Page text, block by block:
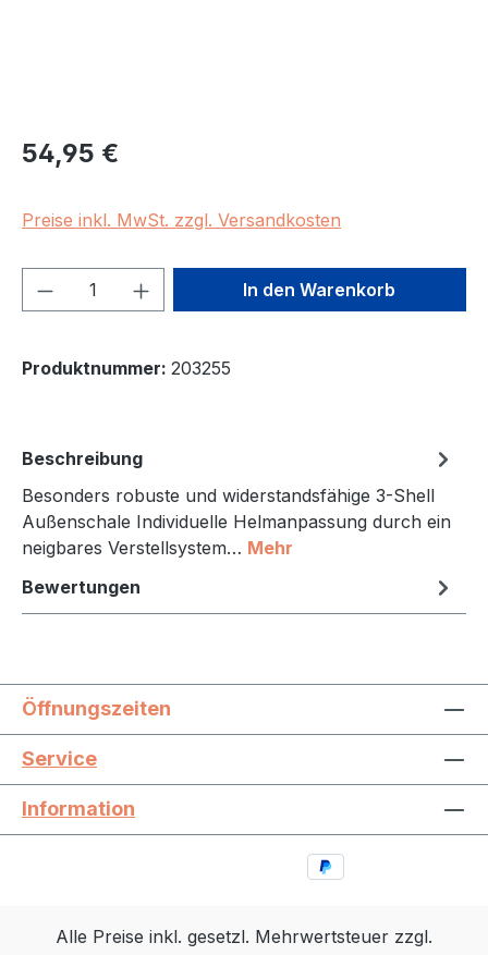
Regulärer Preis:
54,95 €
Preise inkl. MwSt. zzgl. Versandkosten
Produkt Anzahl: Gib denIn den Warenkorb
Produktnummer: 203255
Beschreibung
Besonders robuste und widerstandsfähige 3-Shell
Außenschale Individuelle Helmanpassung durch ein
neigbares Verstellsystem… Mehr
Bewertungen
Öffnungszeiten
Service
Information
Alle Preise inkl. gesetzl. Mehrwertsteuer zzgl.